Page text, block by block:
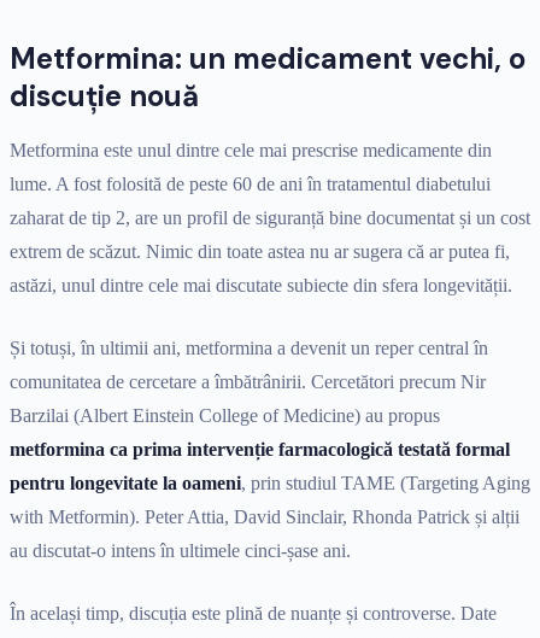
Metformina: un medicament vechi, o
discuție nouă
Metformina este unul dintre cele mai prescrise medicamente din
lume. A fost folosită de peste 60 de ani în tratamentul diabetului
zaharat de tip 2, are un profil de siguranță bine documentat și un cost
extrem de scăzut. Nimic din toate astea nu ar sugera că ar putea fi,
astăzi, unul dintre cele mai discutate subiecte din sfera longevității.
Și totuși, în ultimii ani, metformina a devenit un reper central în
comunitatea de cercetare a îmbătrânirii. Cercetători precum Nir
Barzilai (Albert Einstein College of Medicine) au propus
metformina ca prima intervenție farmacologică testată formal
pentru longevitate la oameni, prin studiul TAME (Targeting Aging
with Metformin). Peter Attia, David Sinclair, Rhonda Patrick și alții
au discutat-o intens în ultimele cinci-șase ani.
În același timp, discuția este plină de nuanțe și controverse. Date